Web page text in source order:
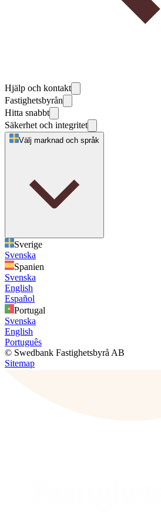
Hjälp och kontakt
Fastighetsbyrån
Hitta snabbt
Säkerhet och integritet
Välj marknad och språk
Sverige
Svenska
Spanien
Svenska
English
Español
Portugal
Svenska
English
Português
© Swedbank Fastighetsbyrå AB
Sitemap